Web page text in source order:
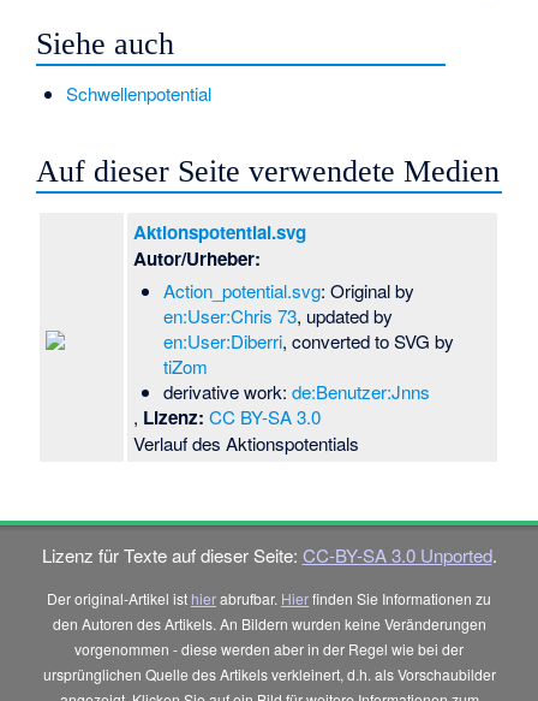
Siehe auch
Schwellenpotential
Auf dieser Seite verwendete Medien
Aktionspotential.svg
Autor/Urheber:
Action_potential.svg: Original by
en:User:Chris 73, updated by
en:User:Diberri, converted to SVG by
tiZom
derivative work: de:Benutzer:Jnns
, Lizenz: CC BY-SA 3.0
Verlauf des Aktionspotentials
Lizenz für Texte auf dieser Seite: CC-BY-SA 3.0 Unported.
Der original-Artikel ist hierabrufbar. Hierfinden Sie Informationen zu
den Autoren des Artikels. An Bildern wurden keine Veränderungen
vorgenommen - diese werden aber in der Regel wie bei der
ursprünglichen Quelle des Artikels verkleinert, d.h. als Vorschaubilder